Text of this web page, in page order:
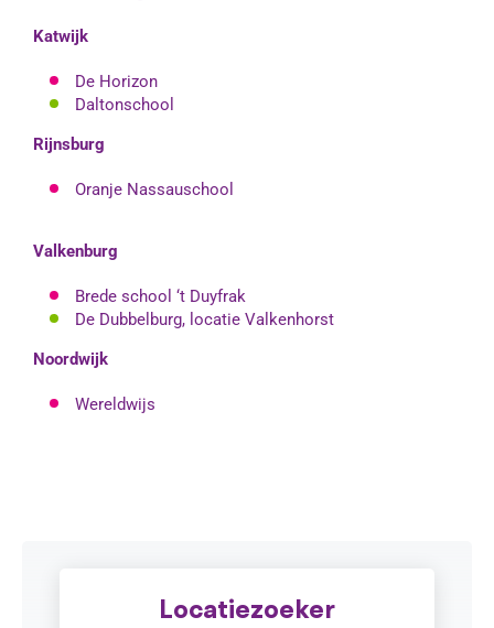
Katwijk
De Horizon
Daltonschool
Rijnsburg
Oranje Nassauschool
Valkenburg
Brede school ‘t Duyfrak
De Dubbelburg, locatie Valkenhorst
Noordwijk
Wereldwijs
Locatiezoeker